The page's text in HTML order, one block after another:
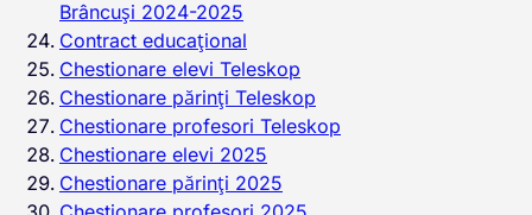
Brâncuși 2024-2025
Contract educațional
Chestionare elevi Teleskop
Chestionare părinți Teleskop
Chestionare profesori Teleskop
Chestionare elevi 2025
Chestionare părinți 2025